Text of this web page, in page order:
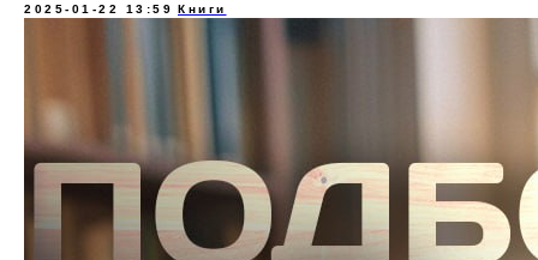
2025-01-22 13:59 Книги